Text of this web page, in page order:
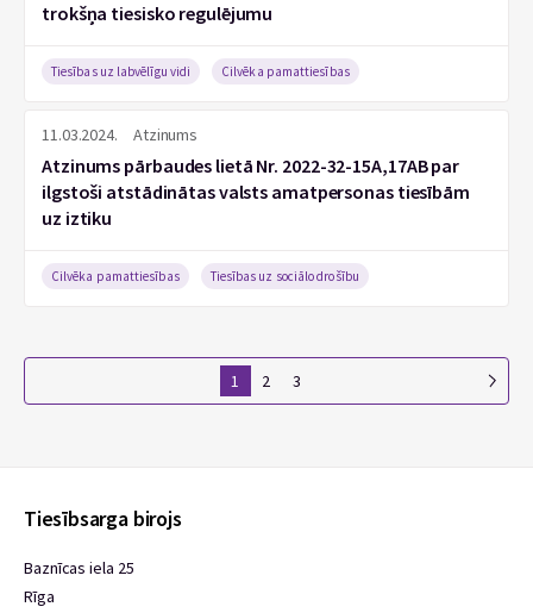
trokšņa tiesisko regulējumu
Tiesības uz labvēlīgu vidi Cilvēka pamattiesības
11.03.2024. Atzinums
Atzinums pārbaudes lietā Nr. 2022-32-15A,17AB par
ilgstoši atstādinātas valsts amatpersonas tiesībām
uz iztiku
Cilvēka pamattiesības Tiesības uz sociālo drošību
1 2 3
Tiesībsarga birojs
Baznīcas iela 25
Rīga